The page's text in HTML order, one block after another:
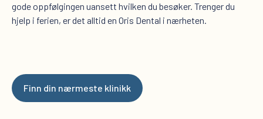
gode oppfølgingen uansett hvilken du besøker. Trenger du
hjelp i ferien, er det alltid en Oris Dental i nærheten.
Finn din nærmeste klinikk